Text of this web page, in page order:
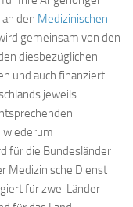
den Medizinischen
gemeinsam von den
diesbezüglichen
und auch finanziert.
jeweils
wiederum
für die Bundesländer
Medizinische Dienst
für zwei Länder